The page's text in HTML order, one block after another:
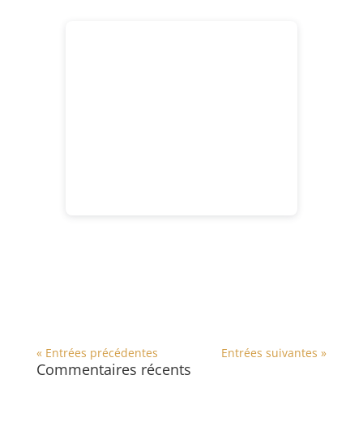
« Entrées précédentes Entrées suivantes »
Commentaires récents